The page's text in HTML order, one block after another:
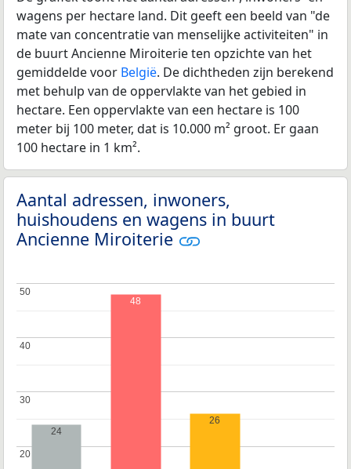
wagens per hectare land. Dit geeft een beeld van "de
mate van concentratie van menselijke activiteiten" in
de buurt Ancienne Miroiterie ten opzichte van het
gemiddelde voor België. De dichtheden zijn berekend
met behulp van de oppervlakte van het gebied in
hectare. Een oppervlakte van een hectare is 100
meter bij 100 meter, dat is 10.000 m² groot. Er gaan
100 hectare in 1 km².
Aantal adressen, inwoners,
huishoudens en wagens in buurt
Ancienne Miroiterie
20
20
30
30
40
40
50
50
24
48
26